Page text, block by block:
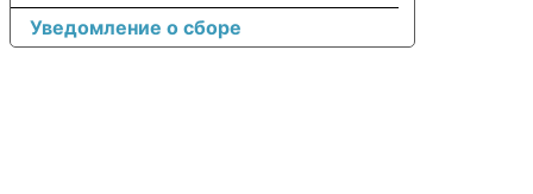
Уведомление о сборе